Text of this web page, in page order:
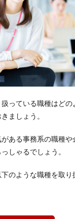
っている職種はど
ましょう。
ある事務系の職種
しゃるでしょう。
のような職種を取り